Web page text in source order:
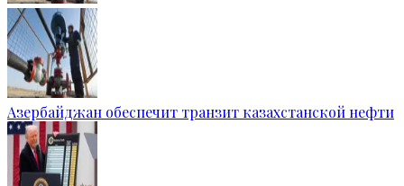
Азербайджан обеспечит транзит казахстанской нефти